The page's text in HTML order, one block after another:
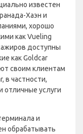
известен
Хаэн и
хорошо
как Vueling
доступны
как Goldcar
своим клиентам
в частности,
отличные услуги
и
обрабатывать